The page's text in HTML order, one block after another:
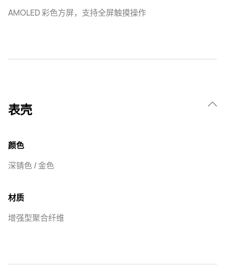
AMOLED 彩色方屏，支持全屏触摸操作
表壳
颜色
深锖色 / 金色
材质
增强型聚合纤维